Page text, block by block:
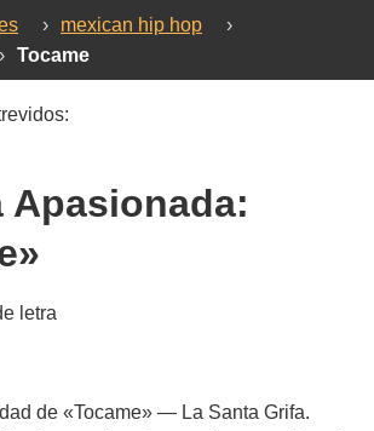
› mexican hip hop
›
› Tocame
Apasionada:
letra
de «Tocame» — La Santa Grifa.